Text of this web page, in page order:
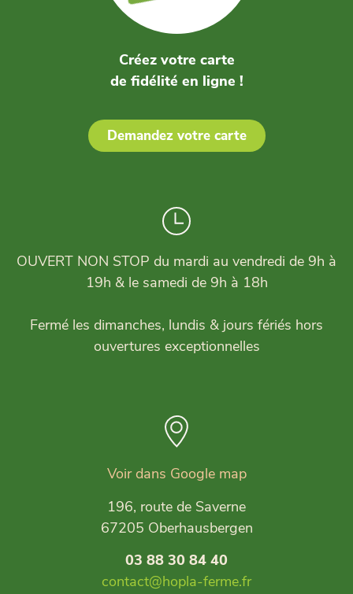
Créez votre carte
de fidélité en ligne !
Demandez votre carte
OUVERT NON STOP du mardi au vendredi de 9h à
19h & le samedi de 9h à 18h
Fermé les dimanches, lundis & jours fériés hors
ouvertures exceptionnelles
Voir dans Google map
196, route de Saverne
67205 Oberhausbergen
03 88 30 84 40
contact@hopla-ferme.fr